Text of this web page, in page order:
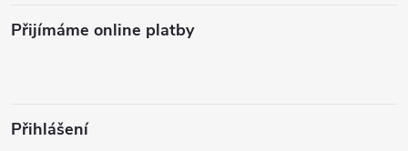
Přijímáme online platby
Přihlášení